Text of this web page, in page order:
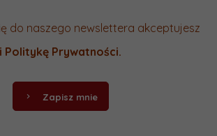
do naszego newslettera akceptujesz
i Politykę Prywatności.
Zapisz mnie